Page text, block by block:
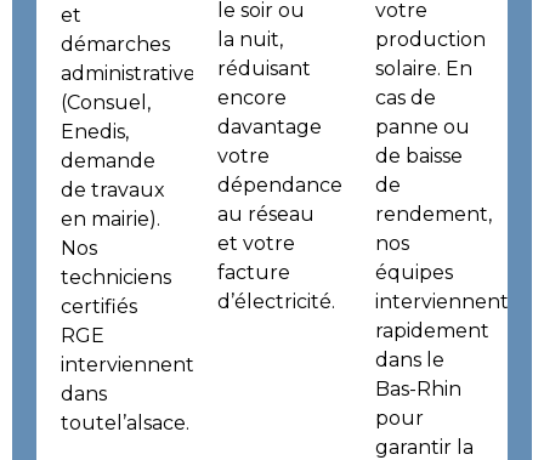
et
démarches
administratives
(Consuel,
Enedis,
demande
de travaux
en mairie).
Nos
techniciens
certifiés
RGE
interviennent
dans
toute ’alsace.
le soir ou
la nuit,
réduisant
encore
davantage
votre
dépendance
au réseau
et votre
facture
d’électricité.
votre
production
solaire. En
cas de
panne ou
de baisse
de
rendement,
nos
équipes
interviennent
rapidement
dans le
Bas-Rhin
pour
garantir la